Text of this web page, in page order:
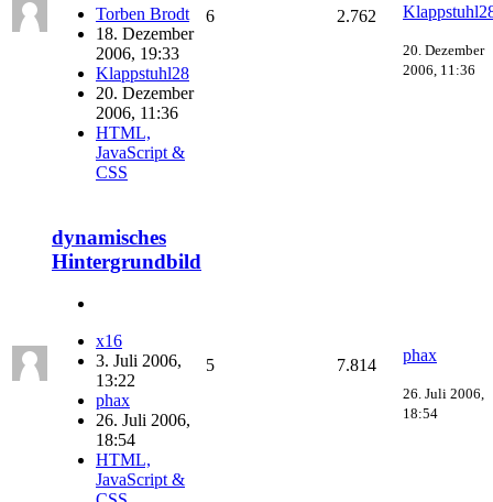
Torben Brodt
18. Dezember
2006, 19:33
Klappstuhl28
20. Dezember
2006, 11:36
HTML,
JavaScript &
CSS
6 2.762
20. Dezember
2006, 11:36
dynamisches
Hintergrundbild
x16
3. Juli 2006,
13:22
phax
26. Juli 2006,
18:54
HTML,
JavaScript &
5 7.814
phax
26. Juli 2006,
18:54